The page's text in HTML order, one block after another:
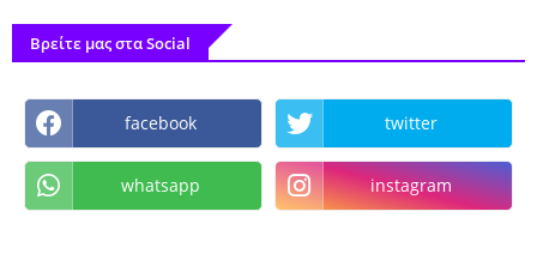
Βρείτε μας στα Social
facebook twitter
whatsapp instagram